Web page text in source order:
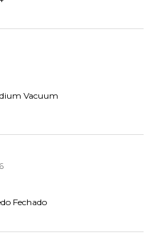
Vacuum
Fechado